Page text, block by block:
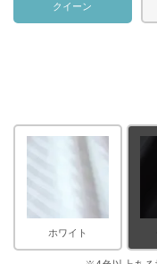
クイーン
ホワイト